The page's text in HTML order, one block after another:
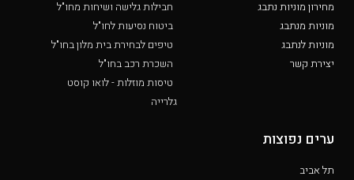
מחירון מוניות נתבג
מוניות מנתבג
מוניות לנתבג
יצירת קשר
חבילות גלישה ושיחות מחו"ל
ביטוח נסיעות לחו"ל
טיפים לבחירת בית מלון בחו"ל
השכרת רכב בחו"ל
טיסות מוזלות - לואו קוסט
גלרייה
ערים נפוצות
תל אביב